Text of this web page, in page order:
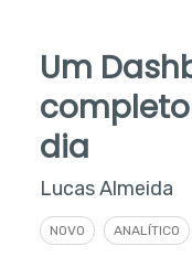
Um
dia
Lucas Almeida
NOVO ANALÍTICO